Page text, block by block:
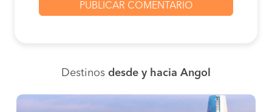
Destinos desde y hacia Angol